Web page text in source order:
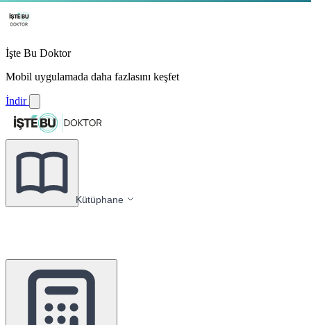
İşte Bu Doktor
Mobil uygulamada daha fazlasını keşfet
İndir
Kütüphane